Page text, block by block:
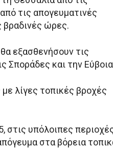
τις απογευματινές
βραδινές ώρες.
εξασθενήσουν τις
Σποράδες και την
λίγες τοπικές βροχές
στις υπόλοιπες
στα βόρεια